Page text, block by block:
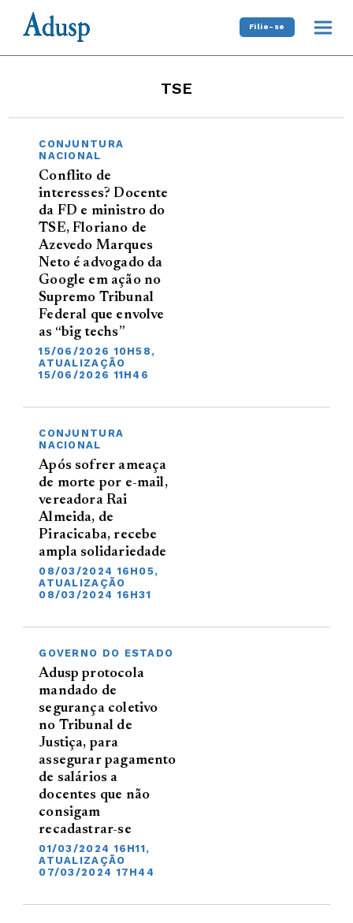
Filie-se
TSE
CONJUNTURA
NACIONAL
Conflito de
interesses? Docente
da FD e ministro do
TSE, Floriano de
Azevedo Marques
Neto é advogado da
Google em ação no
Supremo Tribunal
Federal que envolve
as “big techs”
15/06/2026 10H58,
ATUALIZAÇÃO
15/06/2026 11H46
CONJUNTURA
NACIONAL
Após sofrer ameaça
de morte por e-mail,
vereadora Rai
Almeida, de
Piracicaba, recebe
ampla solidariedade
08/03/2024 16H05,
ATUALIZAÇÃO
08/03/2024 16H31
GOVERNO DO ESTADO
Adusp protocola
mandado de
segurança coletivo
no Tribunal de
Justiça, para
assegurar pagamento
de salários a
docentes que não
consigam
recadastrar-se
01/03/2024 16H11,
ATUALIZAÇÃO
07/03/2024 17H44